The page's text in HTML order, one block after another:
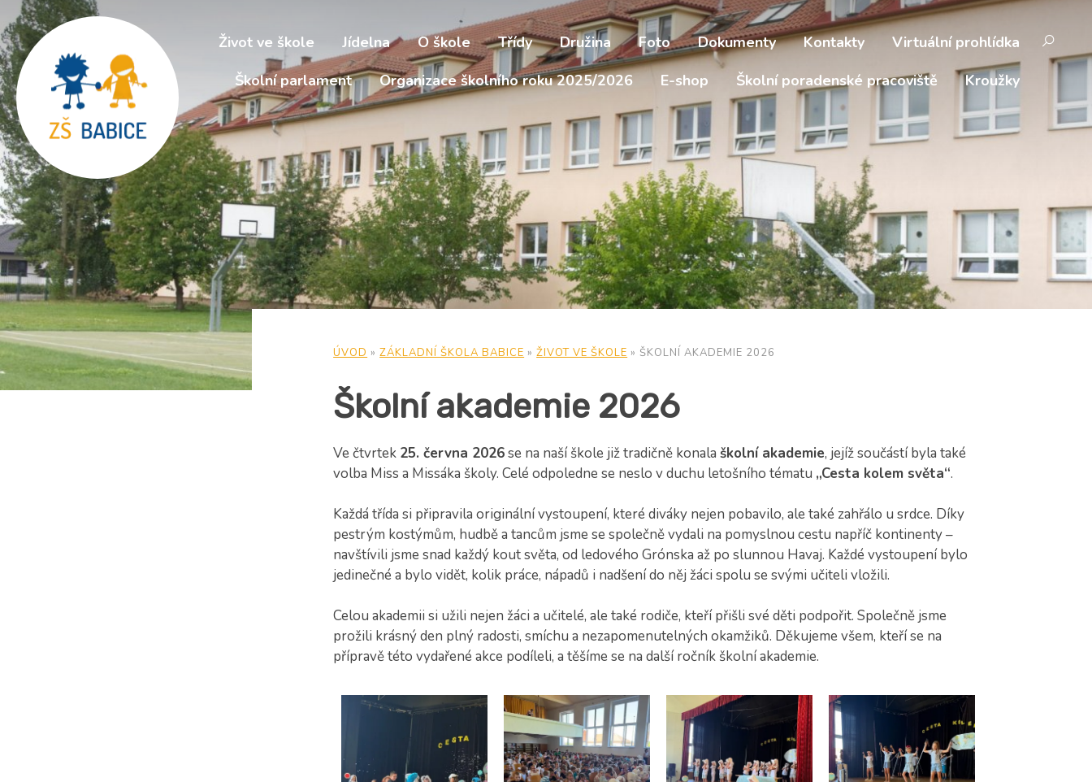
Život ve škole Jídelna O škole Třídy Družina Foto Dokumenty Kontakty
Virtuální prohlídka
Školní parlament
Organizace školního roku 2025/2026 E-shop Školní poradenské pracoviště Kroužky
ÚVOD » ZÁKLADNÍ ŠKOLA BABICE » ŽIVOT VE ŠKOLE » ŠKOLNÍ AKADEMIE 2026
Školní akademie 2026
Ve čtvrtek 25. června 2026se na naší škole již tradičně konalaškolní akademie, jejíž součástí byla také
volba Miss a Missáka školy. Celé odpoledne se neslo v duchu letošního tématu „Cesta kolem světa“.
Každá třída si připravila originální vystoupení, které diváky nejen pobavilo, ale také zahřálo u srdce. Díky
pestrým kostýmům, hudbě a tancům jsme se společně vydali na pomyslnou cestu napříč kontinenty –
navštívili jsme snad každý kout světa, od ledového Grónska až po slunnou Havaj. Každé vystoupení bylo
jedinečné a bylo vidět, kolik práce, nápadů i nadšení do něj žáci spolu se svými učiteli vložili.
Celou akademii si užili nejen žáci a učitelé, ale také rodiče, kteří přišli své děti podpořit. Společně jsme
prožili krásný den plný radosti, smíchu a nezapomenutelných okamžiků. Děkujeme všem, kteří se na
přípravě této vydařené akce podíleli, a těšíme se na další ročník školní akademie.